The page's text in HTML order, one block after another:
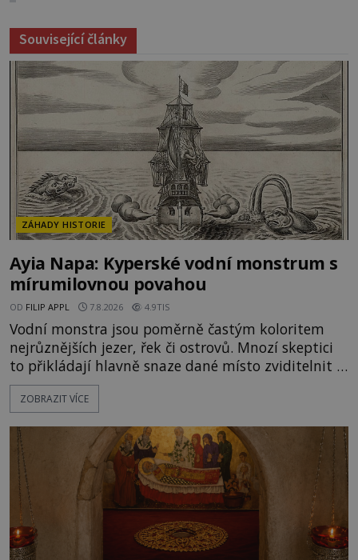
Související články
ZÁHADY HISTORIE
Ayia Napa: Kyperské vodní monstrum s
mírumilovnou povahou
OD FILIP APPL 7.8.2026 4.9TIS
Vodní monstra jsou poměrně častým koloritem
nejrůznějších jezer, řek či ostrovů. Mnozí skeptici
to přikládají hlavně snaze dané místo zviditelnit a
přitáhnout k němu pozornost záhadám
nakloněných turistů. Je to také případ kyperského
legendami o něm ukrývat nějaký pravdivý základ?
V blízkosti Mysu Greco, jak se přez
ZOBRAZIT VÍCE